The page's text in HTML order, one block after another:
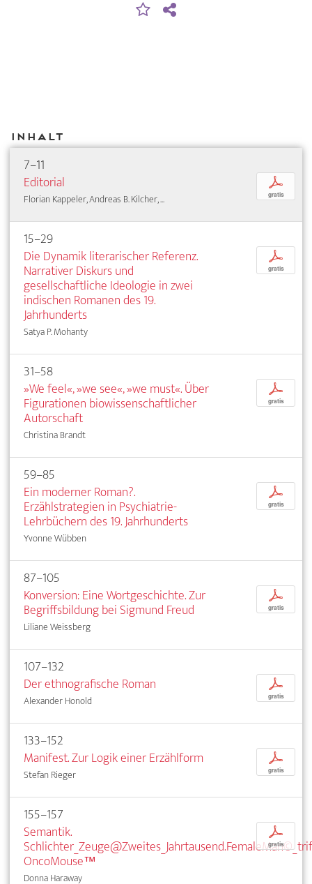
Inhalt
7–11
Editorial
Florian Kappeler, Andreas B. Kilcher, ...
p
gratis
15–29
Die Dynamik literarischer Referenz.
Narrativer Diskurs und
gesellschaftliche Ideologie in zwei
indischen Romanen des 19.
Jahrhunderts
Satya P. Mohanty
p
gratis
31–58
»We feel«, »we see«, »we must«. Über
Figurationen biowissenschaftlicher
Autorschaft
Christina Brandt
p
gratis
59–85
Ein moderner Roman?.
Erzählstrategien in Psychiatrie-
Lehrbüchern des 19. Jahrhunderts
Yvonne Wübben
p
gratis
87–105
Konversion: Eine Wortgeschichte. Zur
Begriffsbildung bei Sigmund Freud
Liliane Weissberg
p
gratis
107–132
Der ethnografische Roman
Alexander Honold
p
gratis
133–152
Manifest. Zur Logik einer Erzählform
Stefan Rieger
p
gratis
155–157
Semantik.
OncoMouse™
Donna Haraway
p
gratis